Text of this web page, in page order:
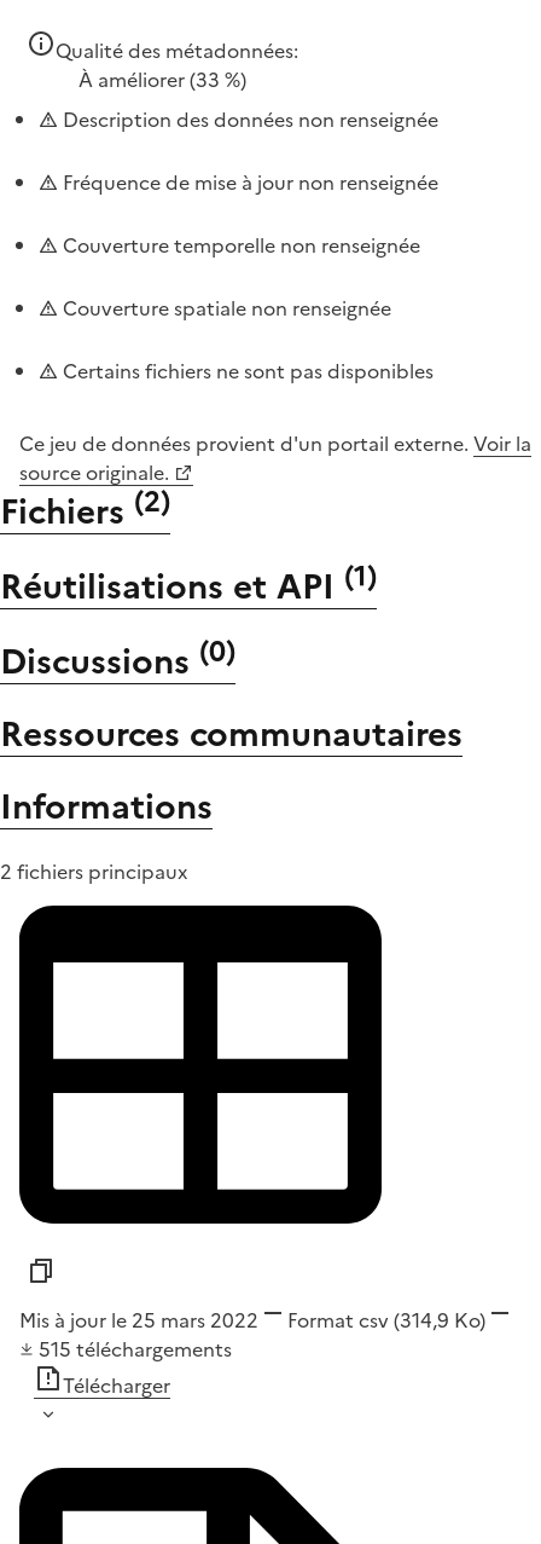
Qualité des métadonnées:
À améliorer(33 %)
Description des données non renseignée
Fréquence de mise à jour non renseignée
Couverture temporelle non renseignée
Couverture spatiale non renseignée
Certains fichiers ne sont pas disponibles
Ce jeu de données provient d'un portail externe. Voir la
source originale.
Fichiers (2)
Réutilisations et API (1)
Discussions (0)
Ressources communautaires
Informations
2 fichiers principaux
Mis à jour le 25 mars 2022 Format csv(314,9 Ko)
515 téléchargements
Télécharger